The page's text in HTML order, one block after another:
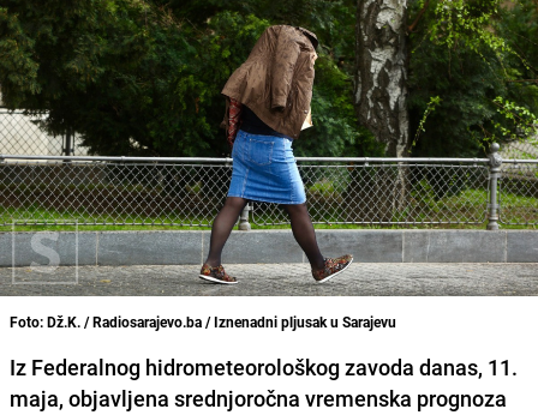
Foto: Dž.K. / Radiosarajevo.ba / Iznenadni pljusak u Sarajevu
Iz Federalnog hidrometeorološkog zavoda danas, 11.
maja, objavljena srednjoročna vremenska prognoza